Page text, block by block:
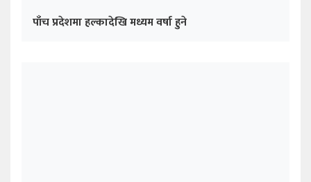
पाँच प्रदेशमा हल्कादेखि मध्यम वर्षा हुने